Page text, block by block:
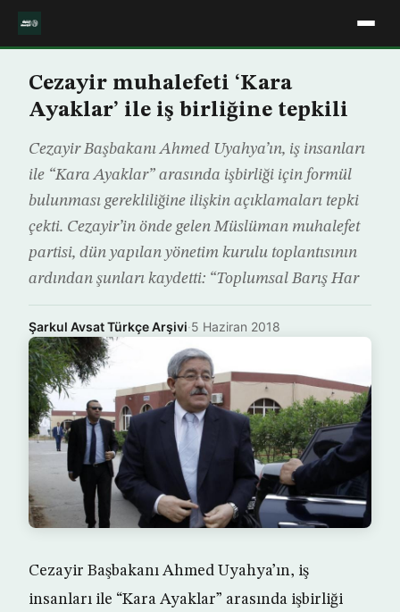
Cezayir muhalefeti ‘Kara
Ayaklar’ ile iş birliğine tepkili
Cezayir Başbakanı Ahmed Uyahya’ın, iş insanları
ile “Kara Ayaklar” arasında işbirliği için formül
bulunması gerekliliğine ilişkin açıklamaları tepki
çekti. Cezayir’in önde gelen Müslüman muhalefet
partisi, dün yapılan yönetim kurulu toplantısının
ardından şunları kaydetti: “Toplumsal Barış Har
Şarkul Avsat Türkçe Arşivi·5 Haziran 2018
Cezayir Başbakanı Ahmed Uyahya’ın, iş
insanları ile “Kara Ayaklar” arasında işbirliği